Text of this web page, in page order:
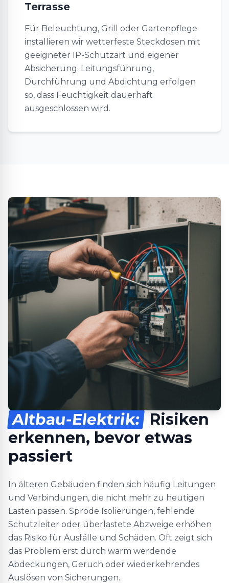
Terrasse
Für Beleuchtung, Grill oder Gartenpflege
installieren wir wetterfeste Steckdosen mit
geeigneter IP-Schutzart und eigener
Absicherung. Leitungsführung,
Durchführung und Abdichtung erfolgen
so, dass Feuchtigkeit dauerhaft
ausgeschlossen wird.
Altbau-Elektrik: Risiken
erkennen, bevor etwas
passiert
In älteren Gebäuden finden sich häufig Leitungen
und Verbindungen, die nicht mehr zu heutigen
Lasten passen. Spröde Isolierungen, fehlende
Schutzleiter oder überlastete Abzweige erhöhen
das Risiko für Ausfälle und Schäden. Oft zeigt sich
das Problem erst durch warm werdende
Abdeckungen, Geruch oder wiederkehrendes
Auslösen von Sicherungen.